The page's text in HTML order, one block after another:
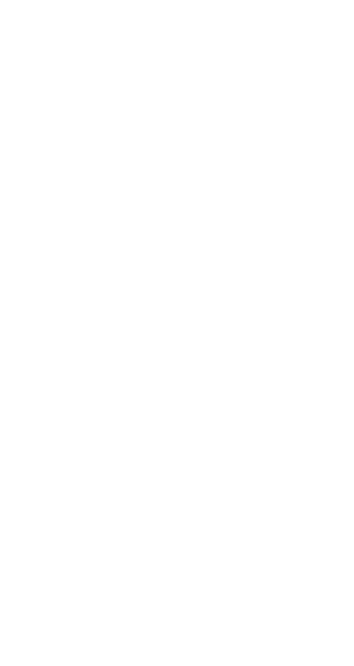
same output as a real run). It is most